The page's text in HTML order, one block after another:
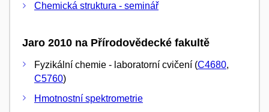
Chemická struktura - seminář
Jaro 2010 na Přírodovědecké fakultě
Fyzikální chemie - laboratorní cvičení (C4680,
C5760)
Hmotnostní spektrometrie